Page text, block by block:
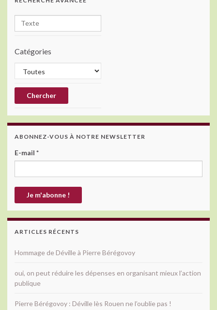
Catégories
ABONNEZ-VOUS À NOTRE NEWSLETTER
E-mail *
ARTICLES RÉCENTS
Hommage de Déville à Pierre Bérégovoy
oui, on peut réduire les dépenses en organisant mieux l’action
publique
Pierre Bérégovoy : Déville lès Rouen ne l’oublie pas !